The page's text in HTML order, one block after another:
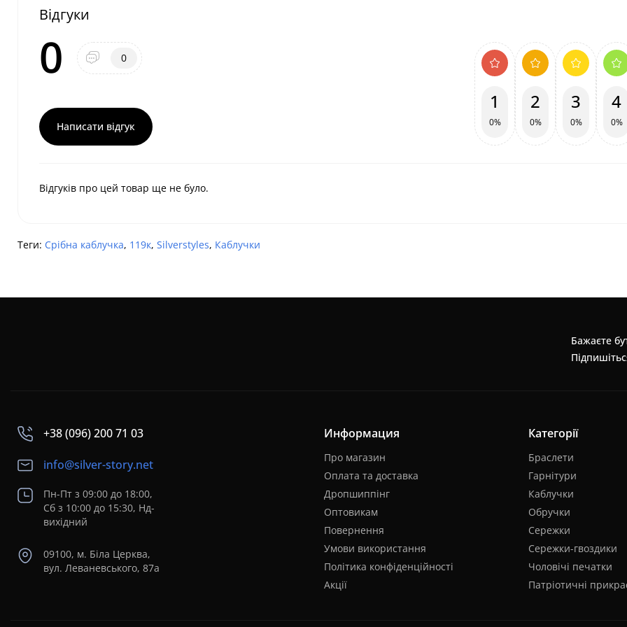
Відгуки
0 0
Написати відгук
1
0%
2
0%
3
0%
4
0%
Відгуків про цей товар ще не було.
Теги: Срібна каблучка, 119к, Silverstyles, Каблучки
Бажаєте
+38 (096) 200 71 03
info@silver-story.net
Пн-Пт з 09:00 до 18:00,
Сб з 10:00 до 15:30, Нд-
вихідний
09100, м. Біла Церква,
вул. Леваневського, 87а
Информация
Про магазин
Оплата та доставка
Дропшиппінг
Оптовикам
Повернення
Умови використання
Політика конфіденційності
Акції
Категорії
Браслети
Гарнітури
Каблучки
Обручки
Сережки
Сережки-гвоздики
Чоловічі печатки
Патріотичні